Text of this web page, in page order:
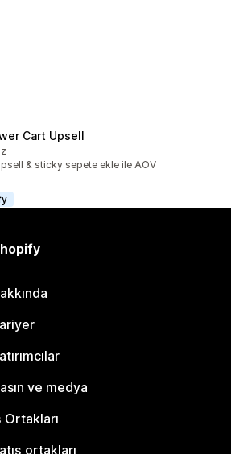
Cart Upsell
& sticky sepete ekle ile AOV
ve medya
Ortakları
ortakları